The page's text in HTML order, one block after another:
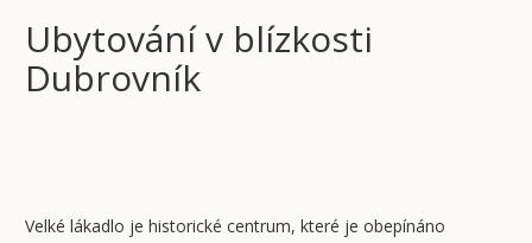
Ubytování v blízkosti
Dubrovník
Velké lákadlo je historické centrum, které je obepínáno